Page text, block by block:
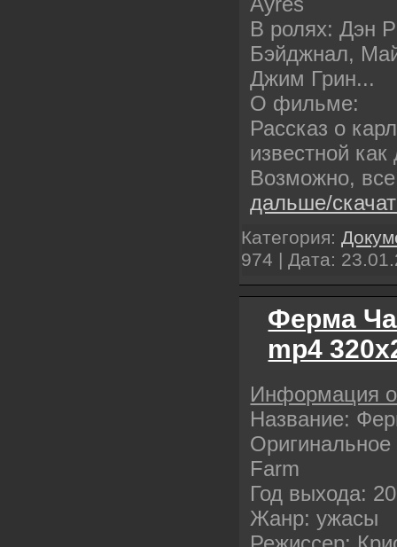
В ролях: Дэн
Бэйджнал,
Джим Грин...
О фильме:
Рассказ о
известной
Возможно,
дальше/
Категория:
974 | Дата:
Ферма
mp4
Информация
Название:
Farm
Год выхода:
Жанр: ужасы